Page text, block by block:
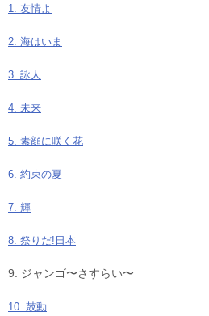
1. 友情よ
2. 海はいま
3. 詠人
4. 未来
5. 素顔に咲く花
6. 約束の夏
7. 輝
8. 祭りだ!日本
9. ジャンゴ〜さすらい〜
10. 鼓動